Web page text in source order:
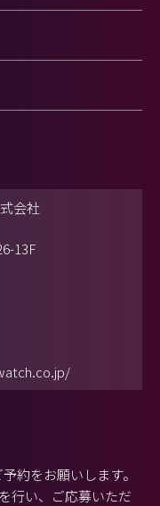
会社
13F
約をお願いします。
行い、ご応募いただ